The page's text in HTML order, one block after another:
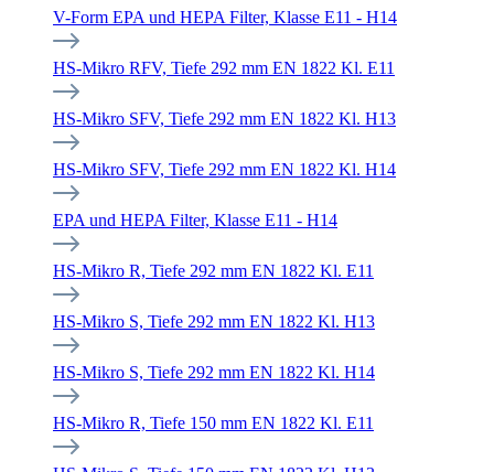
V-Form EPA und HEPA Filter, Klasse E11 - H14
HS-Mikro RFV, Tiefe 292 mm EN 1822 Kl. E11
HS-Mikro SFV, Tiefe 292 mm EN 1822 Kl. H13
HS-Mikro SFV, Tiefe 292 mm EN 1822 Kl. H14
EPA und HEPA Filter, Klasse E11 - H14
HS-Mikro R, Tiefe 292 mm EN 1822 Kl. E11
HS-Mikro S, Tiefe 292 mm EN 1822 Kl. H13
HS-Mikro S, Tiefe 292 mm EN 1822 Kl. H14
HS-Mikro R, Tiefe 150 mm EN 1822 Kl. E11